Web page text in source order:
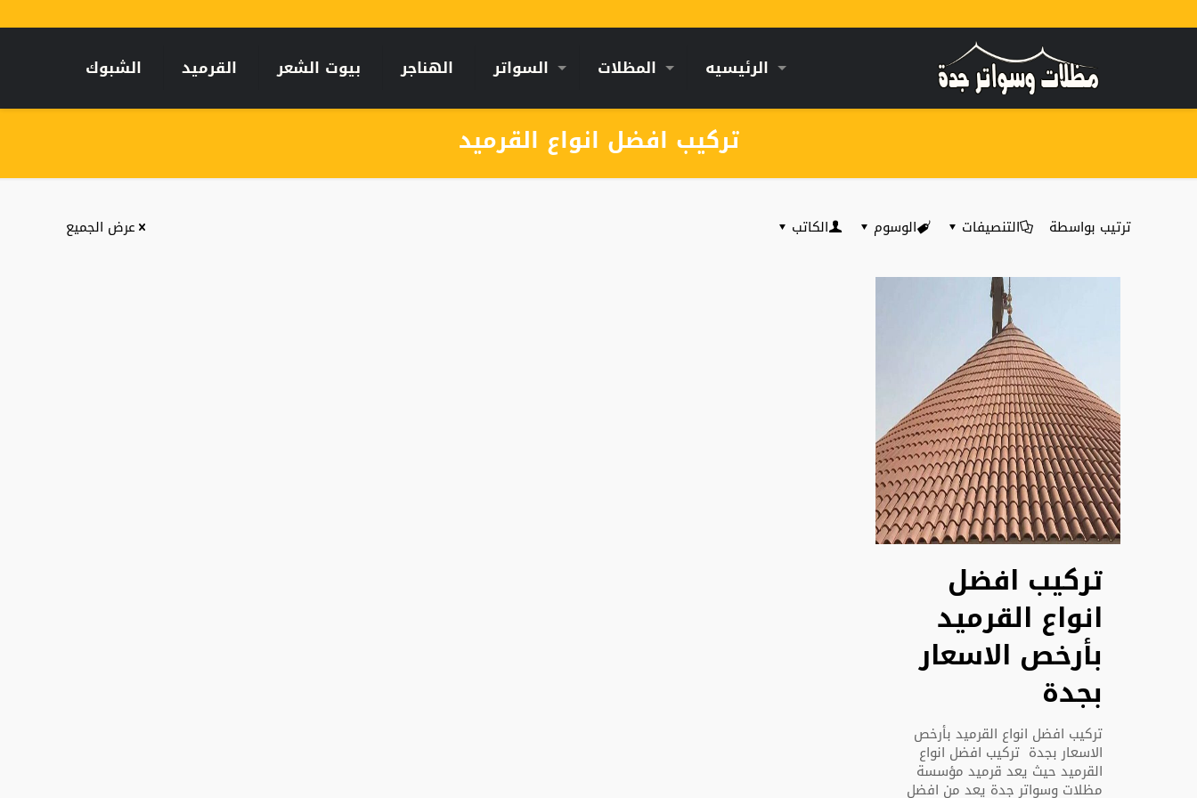
الرئيسيه المظلات السواتر الهناجر بيوت الشعر القرميد الشبوك
تركيب افضل انواع القرميد
ترتيب بواسطة التنصيفات الوسوم الكاتب عرض الجميع
تركيب افضل
انواع القرميد
بأرخص الاسعار
بجدة
تركيب افضل انواع القرميد بأرخص
الاسعار بجدة تركيب افضل انواع
القرميد حيث يعد قرميد مؤسسة
مظلات وسواتر جدة يعد من افضل